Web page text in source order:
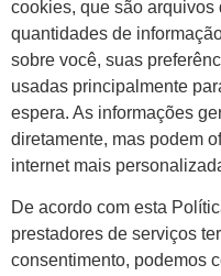
cookies, que são
quantidades de
sobre você, suas
usadas principalmente
espera. As informações
diretamente, mas podem
internet mais
De acordo com esta
prestadores de serviços
consentimento, podemos